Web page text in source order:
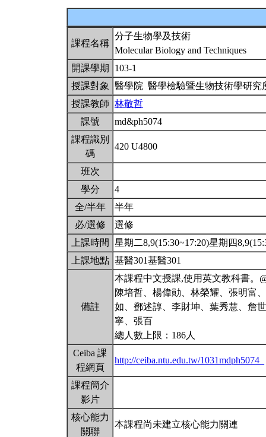
課程名稱
分子生物學及技術
Molecular Biology and Techniques
開課學期
103-1
授課對象
醫學院 醫學檢驗暨生物技術學研
授課教師 林敬哲
課號
md&ph5074
課程識別
碼
420 U4800
班次
學分
4
全/半年
半年
必/選修
選修
上課時間
星期二8,9(15:30~17:20)星期四
上課地點 基醫301基醫301
備註
本課程中文授課,使用英文教科書。
陳培哲、楊偉勛、林榮耀、張明富
如、鄧述諄、李財坤、葉秀慧、詹
寧、張百
總人數上限：186人
Ceiba 課
程網頁
http://ceiba.ntu.edu.tw/1031mdph5074_
課程簡介
影片
核心能力
關聯
本課程尚未建立核心能力關連